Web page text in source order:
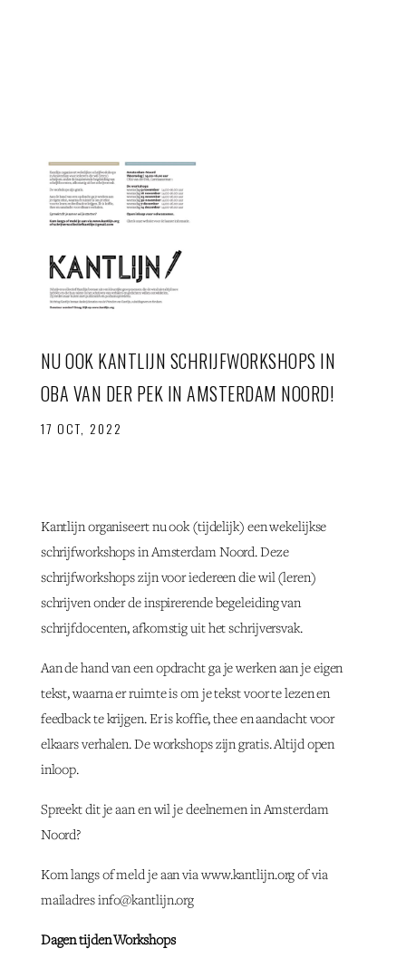
NU OOK KANTLIJN SCHRIJFWORKSHOPS IN
OBA VAN DER PEK IN AMSTERDAM NOORD!
17 OCT, 2022
Kantlijn organiseert nu ook (tijdelijk) een wekelijkse
schrijfworkshops in Amsterdam Noord. Deze
schrijfworkshops zijn voor iedereen die wil (leren)
schrijven onder de inspirerende begeleiding van
schrijfdocenten, afkomstig uit het schrijversvak.
Aan de hand van een opdracht ga je werken aan je eigen
tekst, waarna er ruimte is om je tekst voor te lezen en
feedback te krijgen. Er is koffie, thee en aandacht voor
elkaars verhalen. De workshops zijn gratis. Altijd open
inloop.
Spreekt dit je aan en wil je deelnemen in Amsterdam
Noord?
Kom langs of meld je aan via www.kantlijn.org of via
mailadres info@kantlijn.org
Dagen tijden Workshops